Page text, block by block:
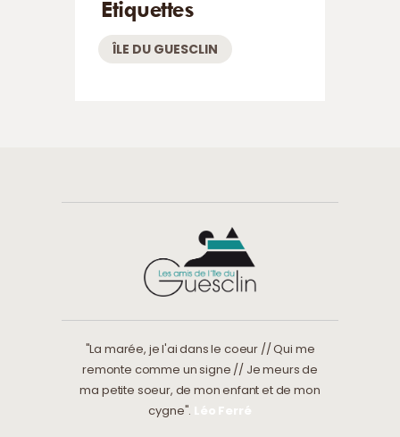
Étiquettes
ÎLE DU GUESCLIN
"La marée, je l'ai dans le coeur // Qui me
remonte comme un signe // Je meurs de
ma petite soeur, de mon enfant et de mon
cygne". Léo Ferré